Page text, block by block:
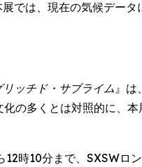
では、現在の気候デー
ッチド・サブライム』は
の多くとは対照的に、
時10分まで、SXSW